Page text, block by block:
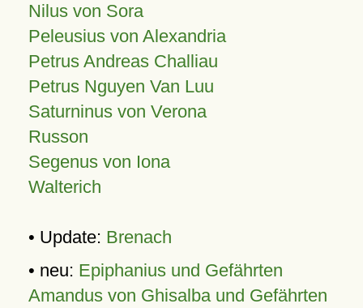
Nilus von Sora
Peleusius von Alexandria
Petrus Andreas Challiau
Petrus Nguyen Van Luu
Saturninus von Verona
Russon
Segenus von Iona
Walterich
• Update: Brenach
• neu: Epiphanius und Gefährten
Amandus von Ghisalba und Gefährten